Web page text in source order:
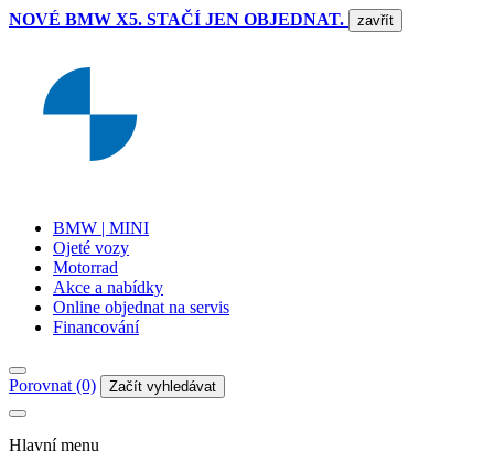
NOVÉ BMW X5. STAČÍ JEN OBJEDNAT. zavřít
BMW | MINI
Ojeté vozy
Motorrad
Akce a nabídky
Online objednat na servis
Financování
Porovnat (0) Začít vyhledávat
Hlavní menu